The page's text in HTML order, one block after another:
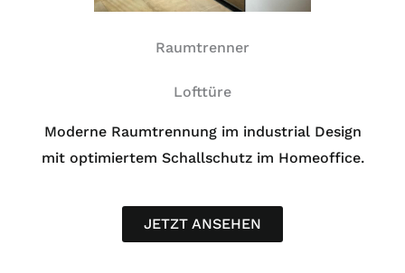
Raumtrenner
Lofttüre
Moderne Raumtrennung im industrial Design
mit optimiertem Schallschutz im Homeoffice.
JETZT ANSEHEN